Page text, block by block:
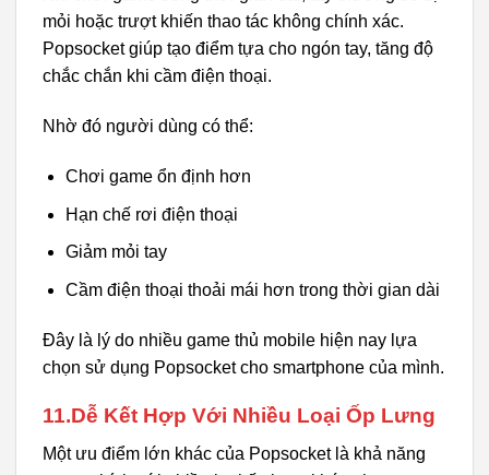
mỏi hoặc trượt khiến thao tác không chính xác.
Popsocket giúp tạo điểm tựa cho ngón tay, tăng độ
chắc chắn khi cầm điện thoại.
Nhờ đó người dùng có thể:
Chơi game ổn định hơn
Hạn chế rơi điện thoại
Giảm mỏi tay
Cầm điện thoại thoải mái hơn trong thời gian dài
Đây là lý do nhiều game thủ mobile hiện nay lựa
chọn sử dụng Popsocket cho smartphone của mình.
11.Dễ Kết Hợp Với Nhiều Loại Ốp Lưng
Một ưu điểm lớn khác của Popsocket là khả năng